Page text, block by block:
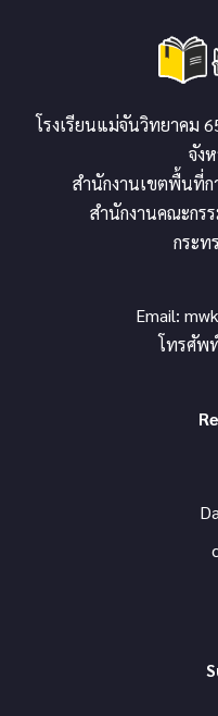
โรงเรียนแม่จันวิทยาคม
จัง
สำนักงานเขตพื้นที่ก
สำนักงานคณะกร
กระท
Email:
โทรศัพ